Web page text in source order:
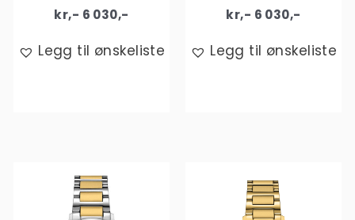
kr,- 6 030,-
Legg til ønskeliste
kr,- 6 030,-
Legg til ønskeliste